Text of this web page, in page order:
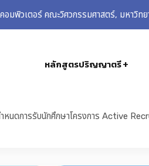
อมพิวเตอร์ คณะวิศวกรรมศาสตร์, มหาวิทย
หลักสูตรปริญญาตรี
หนดการรับนักศึกษาโครงการ Active